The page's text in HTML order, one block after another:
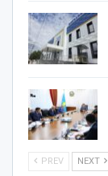
PREV NEXT